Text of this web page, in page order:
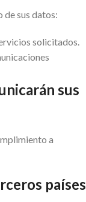
de sus datos:
solicitados.
sus
a
países